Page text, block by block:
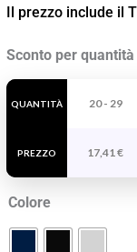
Il prezzo include il
Sconto per quantità
QUANTITÀ
PREZZO
20 - 29
17,41€
Colore
Jogger
In
Felpa
Garzata
Bambino
Adelpho
quantità